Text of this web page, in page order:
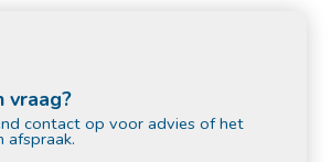
vraag?
contact op voor advies of het
afspraak.